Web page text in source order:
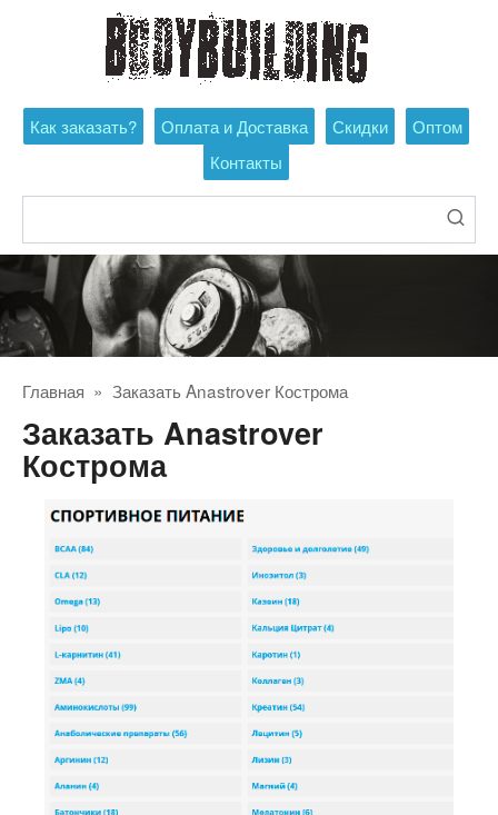
Как заказать? Оплата и Доставка Скидки
Оптом
Контакты
Главная » Заказать Anastrover Кострома
Заказать Anastrover
Кострома